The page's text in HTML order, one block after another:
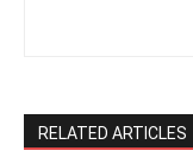
RELATED ARTICLES